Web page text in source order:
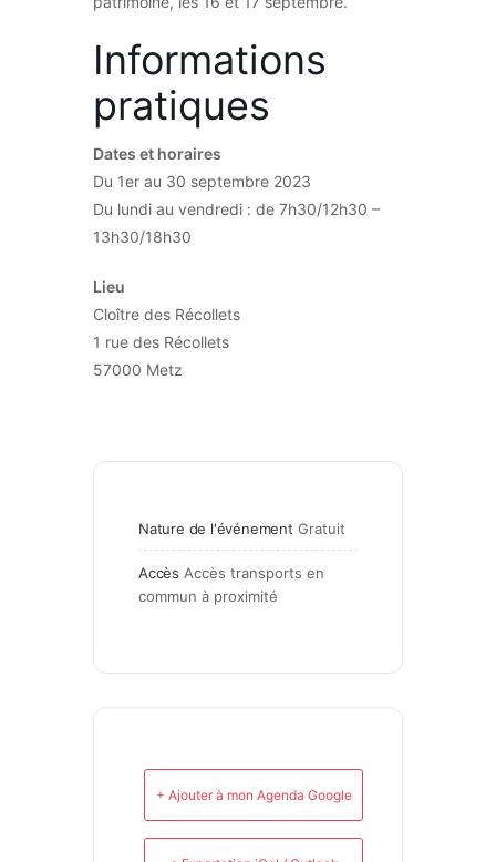
Informations
pratiques
Dates et horaires
Du 1er au 30 septembre 2023
Du lundi au vendredi : de 7h30/12h30 –
13h30/18h30
Lieu
Cloître des Récollets
1 rue des Récollets
57000 Metz
Nature de l'événement Gratuit
Accès Accès transports en
commun à proximité
+ Ajouter à mon Agenda Google